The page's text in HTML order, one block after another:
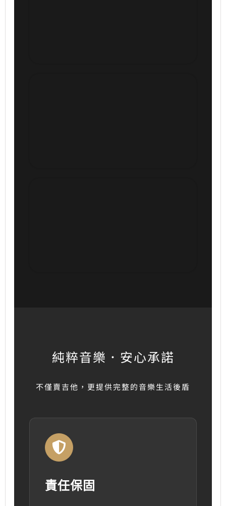
純粹音樂．安心承諾
不僅賣吉他，更提供完整的音樂生活後盾
責任保固